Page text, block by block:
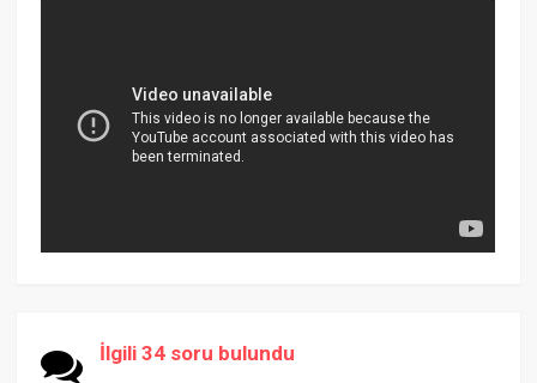
İlgili 34 soru bulundu